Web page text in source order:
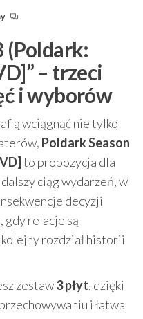
(Poldark:
– trzeci
i wyborów
wciągnąć nie tylko
Poldark Season
to propozycja dla
ciąg wydarzeń, w
decyzji
gdy relacje są
rozdział historii
zestaw3 płyt, dzięki
i łatwa